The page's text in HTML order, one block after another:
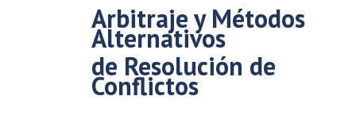
Arbitraje y Métodos
Alternativos
de Resolución de
Conflictos